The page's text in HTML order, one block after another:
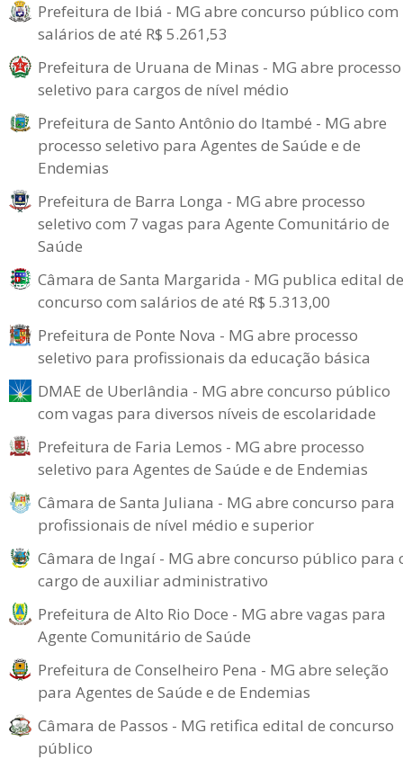
Prefeitura de Ibiá - MG abre concurso público com
salários de até R$ 5.261,53
Prefeitura de Uruana de Minas - MG abre processo
seletivo para cargos de nível médio
Prefeitura de Santo Antônio do Itambé - MG abre
processo seletivo para Agentes de Saúde e de
Endemias
Prefeitura de Barra Longa - MG abre processo
seletivo com 7 vagas para Agente Comunitário de
Saúde
Câmara de Santa Margarida - MG publica edital de
concurso com salários de até R$ 5.313,00
Prefeitura de Ponte Nova - MG abre processo
seletivo para profissionais da educação básica
DMAE de Uberlândia - MG abre concurso público
com vagas para diversos níveis de escolaridade
Prefeitura de Faria Lemos - MG abre processo
seletivo para Agentes de Saúde e de Endemias
Câmara de Santa Juliana - MG abre concurso para
profissionais de nível médio e superior
Câmara de Ingaí - MG abre concurso público para
cargo de auxiliar administrativo
Prefeitura de Alto Rio Doce - MG abre vagas para
Agente Comunitário de Saúde
Prefeitura de Conselheiro Pena - MG abre seleção
para Agentes de Saúde e de Endemias
Câmara de Passos - MG retifica edital de concurso
público